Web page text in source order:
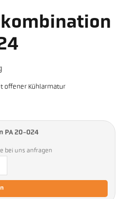
offener Kühlarmatur
PA 20-024
bei uns anfragen